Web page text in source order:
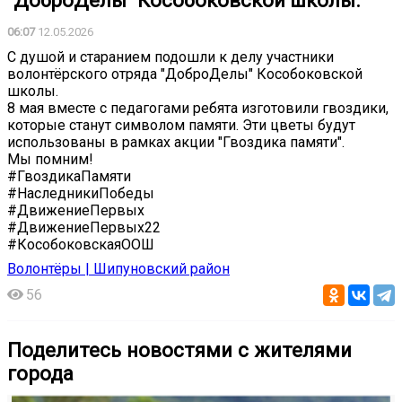
06:0712.05.2026
С душой и старанием подошли к делу участники
волонтёрского отряда "ДоброДелы" Кособоковской
школы.
8 мая вместе с педагогами ребята изготовили гвоздики,
которые станут символом памяти. Эти цветы будут
использованы в рамках акции "Гвоздика памяти".
Мы помним!
#ГвоздикаПамяти
#НаследникиПобеды
#ДвижениеПервых
#ДвижениеПервых22
#КособоковскаяООШ
Волонтёры | Шипуновский район
56
Поделитесь новостями с жителями
города